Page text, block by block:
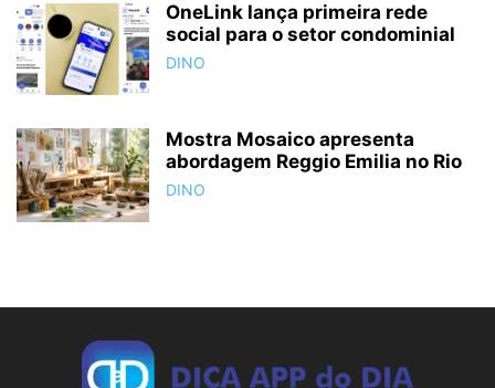
OneLink lança primeira rede
social para o setor condominial
DINO
Mostra Mosaico apresenta
abordagem Reggio Emilia no Rio
DINO